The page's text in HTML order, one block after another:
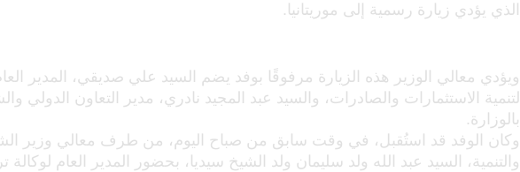
الذي يؤدي زيارة رسمية إلى موريتانيا.
ويؤدي معالي الوزير هذه الزيارة مرفوقًا بوفد يضم السيد علي صديقي، المدير العام
لتنمية الاستثمارات والصادرات، والسيد عبد المجيد نادري، مدير التعاون الدولي
بالوزارة.
وكان الوفد قد استُقبل، في وقت سابق من صباح اليوم، من طرف معالي وزير
والتنمية، السيد عبد الله ولد سليمان ولد الشيخ سيديا، بحضور المدير العام لوكالة